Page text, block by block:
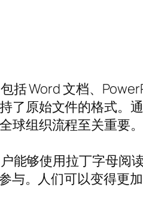
Word 文档、
了原始文件的格式。
组织流程至关重要。
能够使用拉丁字母阅
与。人们可以变得更